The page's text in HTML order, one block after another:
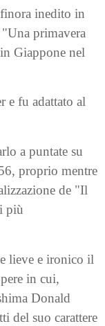
inedito in
primavera
Giappone nel
e fu adattato al
a puntate su
proprio mentre
de "Il
più
lieve e ironico il
in cui,
Donald
del suo carattere